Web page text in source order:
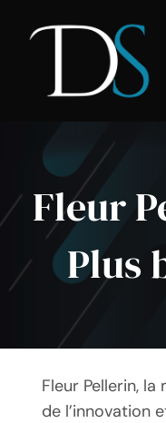
Fleur
Plus
Fleur Pellerin, la
de l’innovation